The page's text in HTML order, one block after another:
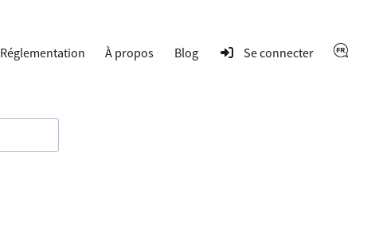
Réglementation À propos Blog Se connecter